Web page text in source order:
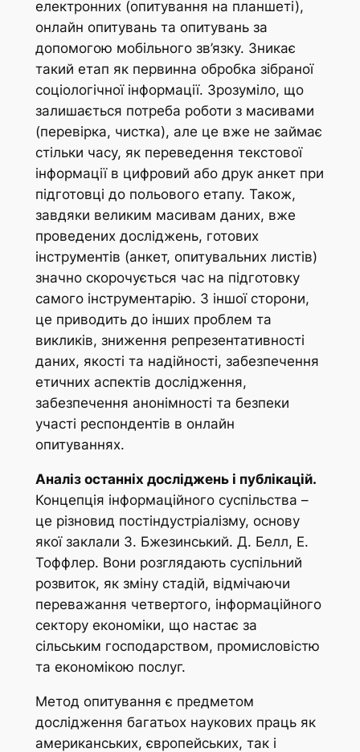
електронних (опитування на планшеті),
онлайн опитувань та опитувань за
допомогою мобільного зв’язку. Зникає
такий етап як первинна обробка зібраної
соціологічної інформації. Зрозуміло, що
залишається потреба роботи з масивами
(перевірка, чистка), але це вже не займає
стільки часу, як переведення текстової
інформації в цифровий або друк анкет при
підготовці до польового етапу. Також,
завдяки великим масивам даних, вже
проведених досліджень, готових
інструментів (анкет, опитувальних листів)
значно скорочується час на підготовку
самого інструментарію. З іншої сторони,
це приводить до інших проблем та
викликів, зниження репрезентативності
даних, якості та надійності, забезпечення
етичних аспектів дослідження,
забезпечення анонімності та безпеки
участі респондентів в онлайн
опитуваннях.
Аналіз останніх досліджень і публікацій.
Концепція інформаційного суспільства –
це різновид постіндустріалізму, основу
якої заклали З. Бжезинський. Д. Белл, Е.
Тоффлер. Вони розглядають суспільний
розвиток, як зміну стадій, відмічаючи
переважання четвертого, інформаційного
сектору економіки, що настає за
сільським господарством, промисловістю
та економікою послуг.
Метод опитування є предметом
дослідження багатьох наукових праць як
американських, європейських, так і